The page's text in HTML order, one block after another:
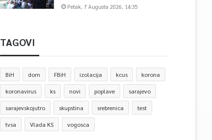
Petak, 7 Augusta 2026, 14:35
TAGOVI
BiH dom FBiH izolacija kcus korona
koronavirus ks novi poplave sarajevo
sarajevskojutro skupstina srebrenica test
tvsa Vlada KS vogosca